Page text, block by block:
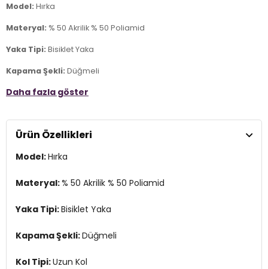
Model: Hırka
Materyal: % 50 Akrilik % 50 Poliamid
Yaka Tipi: Bisiklet Yaka
Kapama Şekli: Düğmeli
Kol Tipi:Uzun Kol
Boy:Standart
Kalıp Bilgisi:Regular Fit
Manken Bedeni:Boy : 1.80 cm / Göğüs : 80 cm / Bel : 60 cm /
Basen : 89 cm / Beden : Onesıze
Yaş Grubu:Yetişkin
Menşei:Türkiye
2DK4617007.07
Daha fazla göster
Ürün Özellikleri
Model:Hırka
Materyal:% 50 Akrilik % 50 Poliamid
Yaka Tipi:Bisiklet Yaka
Kapama Şekli:Düğmeli
Kol Tipi:Uzun Kol